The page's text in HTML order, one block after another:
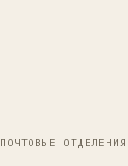
ПОЧТОВЫЕ ОТДЕЛЕНИЯ